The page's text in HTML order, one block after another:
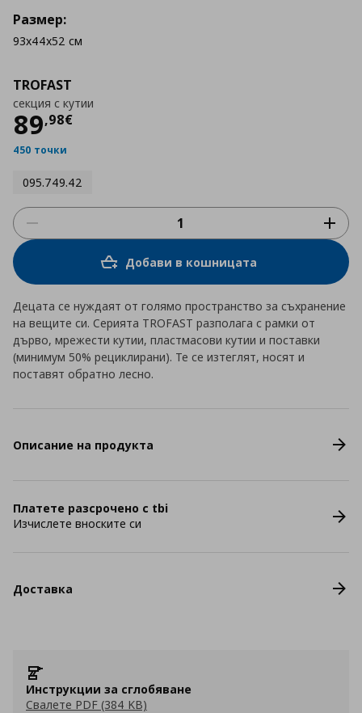
TROFAST
секция с кутии
89,98€
Цена
450 точки
095.749.42
Размер:
93x44x52 см
Добави в кошницата
Децата се нуждаят от голямо пространство за съхранение
на вещите си. Серията TROFAST разполага с рамки от
дърво, мрежести кутии, пластмасови кутии и поставки
(минимум 50% рециклирани). Те се изтеглят, носят и
поставят обратно лесно.
Описание на продукта
Платете разсрочено с tbi
Изчислете вноските си
Доставка
Инструкции за сглобяване
Свалете PDF (384 KB)